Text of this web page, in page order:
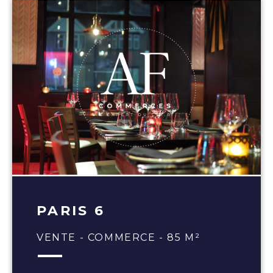
PARIS 6
VENTE - COMMERCE - 85 M²